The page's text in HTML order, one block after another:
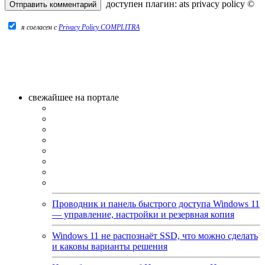
доступен плагин: ats privacy policy ©
я согласен cPrivacy Policy COMPLITRA
свежайшее на портале
Проводник и панель быстрого доступа Windows 11
— управление, настройки и резервная копия
Windows 11 не распознаёт SSD, что можно сделать
и каковы варианты решения